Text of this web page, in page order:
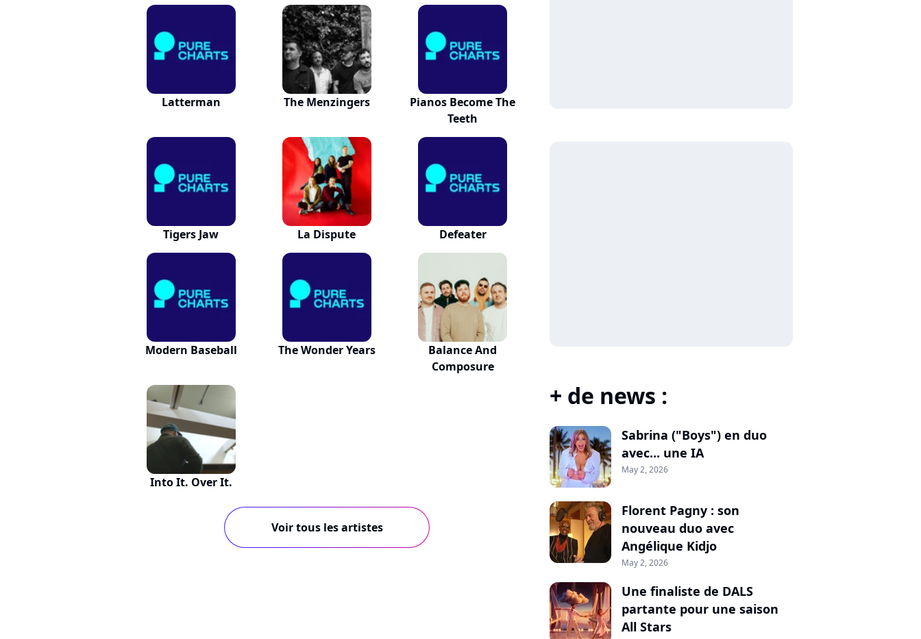
Latterman The Menzingers
Pianos Become The
Teeth
Tigers Jaw La Dispute Defeater
Modern Baseball The Wonder Years
Balance And
Composure
Into It. Over It.
Voir tous les artistes
+ de news :
Sabrina ("Boys") en duo
avec... une IA
May 2, 2026
Florent Pagny : son
nouveau duo avec
Angélique Kidjo
May 2, 2026
Une finaliste de DALS
partante pour une saison
All Stars